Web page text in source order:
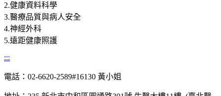
2.健康資料科學
3.醫療品質與病人安全
4.神經外科
5.遠距健康照護
:::
電話：02-6620-2589#16130 黃小姐